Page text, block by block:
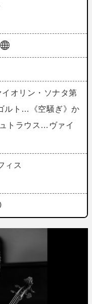
オリン・ソナタ第
ルト…《空騒ぎ》か
トラウス…ヴァイ
ィス